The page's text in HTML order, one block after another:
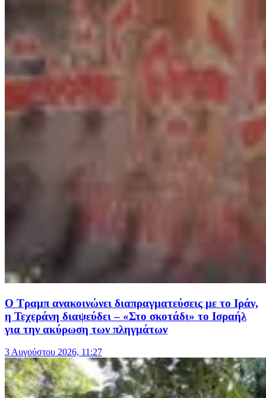
Ο Τραμπ ανακοινώνει διαπραγματεύσεις με το Ιράν,
η Τεχεράνη διαψεύδει – «Στο σκοτάδι» το Ισραήλ
για την ακύρωση των πληγμάτων
3 Αυγούστου 2026, 11:27